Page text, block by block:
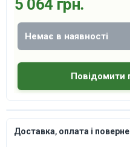
5 064 грн.
Немає в наявності
Повідомити
Доставка, оплата і